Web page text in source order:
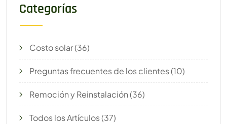
Categorías
Costo solar(36)
Preguntas frecuentes de los clientes(10)
Remoción y Reinstalación(36)
Todos los Artículos(37)